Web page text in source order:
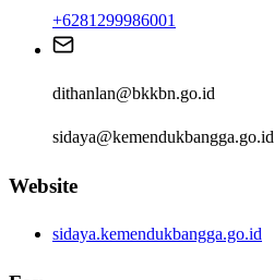
+6281299986001
dithanlan@bkkbn.go.id
sidaya@kemendukbangga.go.id
Website
sidaya.kemendukbangga.go.id